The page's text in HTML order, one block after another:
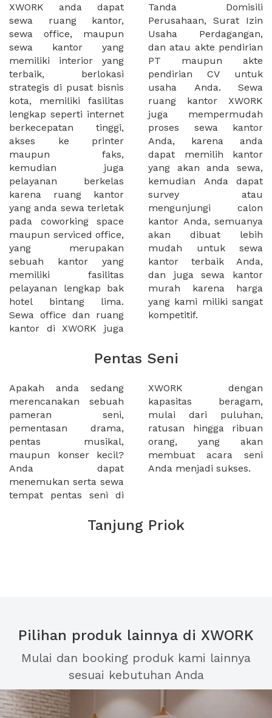
XWORK anda dapat
sewa ruang kantor,
sewa office, maupun
sewa kantor yang
memiliki interior yang
terbaik, berlokasi
strategis di pusat bisnis
kota, memiliki fasilitas
lengkap seperti internet
berkecepatan tinggi,
akses ke printer
maupun faks,
kemudian juga
pelayanan berkelas
karena ruang kantor
yang anda sewa terletak
pada coworking space
maupun serviced office,
yang merupakan
sebuah kantor yang
memiliki fasilitas
pelayanan lengkap bak
hotel bintang lima.
Sewa office dan ruang
kantor di XWORK juga
Tanda Domisili
Perusahaan, Surat Izin
Usaha Perdagangan,
dan atau akte pendirian
PT maupun akte
pendirian CV untuk
usaha Anda. Sewa
ruang kantor XWORK
juga mempermudah
proses sewa kantor
Anda, karena anda
dapat memilih kantor
yang akan anda sewa,
kemudian Anda dapat
survey atau
mengunjungi calon
kantor Anda, semuanya
akan dibuat lebih
mudah untuk sewa
kantor terbaik Anda,
dan juga sewa kantor
murah karena harga
yang kami miliki sangat
kompetitif.
Pentas Seni
Apakah anda sedang
merencanakan sebuah
pameran seni,
pementasan drama,
pentas musikal,
maupun konser kecil?
Anda dapat
menemukan serta sewa
tempat pentas seni di
XWORK dengan
kapasitas beragam,
mulai dari puluhan,
ratusan hingga ribuan
orang, yang akan
membuat acara seni
Anda menjadi sukses.
Tanjung Priok
Pilihan produk lainnya di XWORK
Mulai dan booking produk kami lainnya
sesuai kebutuhan Anda